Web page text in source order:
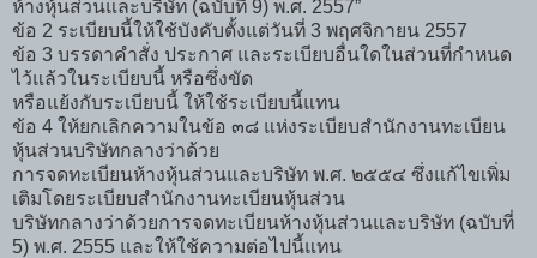
ห้างหุ้นส่วนและบริษัท (ฉบับที่ 9) พ.ศ. 2557”
ข้อ 2 ระเบียบนี้ให้ใช้บังคับตั้งแต่วันที่ 3 พฤศจิกายน 2557
ข้อ 3 บรรดาคำสั่ง ประกาศ และระเบียบอื่นใดในส่วนที่กำหนด
ไว้แล้วในระเบียบนี้ หรือซึ่งขัด
หรือแย้งกับระเบียบนี้ ให้ใช้ระเบียบนี้แทน
ข้อ 4 ให้ยกเลิกความในข้อ ๓๘ แห่งระเบียบสำนักงานทะเบียน
หุ้นส่วนบริษัทกลางว่าด้วย
การจดทะเบียนห้างหุ้นส่วนและบริษัท พ.ศ. ๒๕๕๔ ซึ่งแก้ไขเพิ่ม
เติมโดยระเบียบสำนักงานทะเบียนหุ้นส่วน
บริษัทกลางว่าด้วยการจดทะเบียนห้างหุ้นส่วนและบริษัท (ฉบับที่
5) พ.ศ. 2555 และให้ใช้ความต่อไปนี้แทน